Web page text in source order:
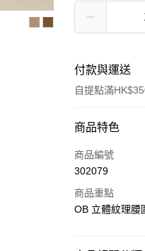
付款與運送
自提點滿
付款方式
信用卡
AlipayHK
商品特色
商品編號
302079
商品重點
OB 立體紋理腰